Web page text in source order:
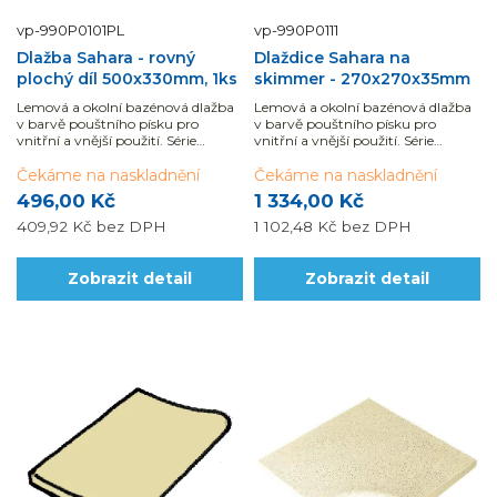
vp-990P0101PL
Dlažba Sahara - rovný
plochý díl 500x330mm, 1ks
Lemová a okolní bazénová dlažba
v barvě pouštního písku pro
vnitřní a vnější použití. Série
496,00 Kč
409,92 Kč bez DPH
Čekáme na naskladnění
Zobrazit detail
vp-990P0111
Dlaždice Sahara na
skimmer - 270x270x35mm
Lemová a okolní bazénová dlažba
v barvě pouštního písku pro
vnitřní a vnější použití. Série
1 334,00 Kč
1 102,48 Kč bez DPH
Čekáme na naskladnění
Zobrazit detail